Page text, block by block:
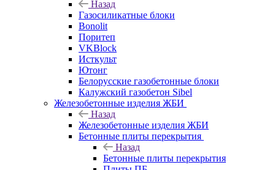
Назад
Газосиликатные блоки
Bonolit
Поритеп
VKBlock
Исткульт
Ютонг
Белорусские газобетонные блоки
Калужский газобетон Sibel
Железобетонные изделия ЖБИ
Назад
Железобетонные изделия ЖБИ
Бетонные плиты перекрытия
Назад
Бетонные плиты перекрытия